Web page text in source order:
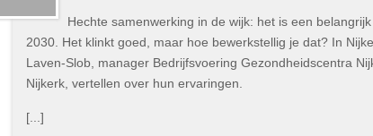
Hechte samenwerking in de wijk: het is een
2030. Het klinkt goed, maar hoe bewerkstellig je dat? In
Laven-Slob, manager Bedrijfsvoering Gezondheidscentra
Nijkerk, vertellen over hun ervaringen.
[...]